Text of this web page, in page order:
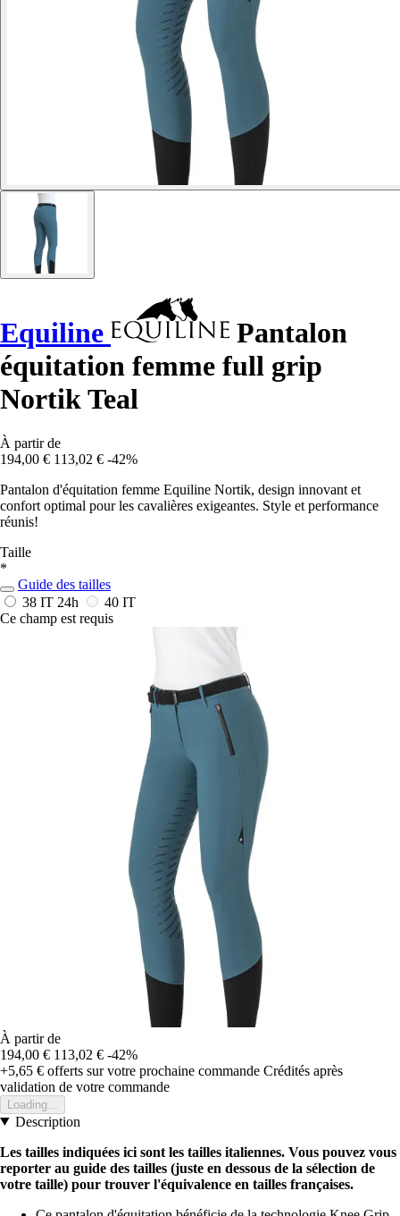
Equiline
Pantalon
équitation femme full grip
Nortik Teal
À partir de
194,00 € 113,02 € -42%
Pantalon d'équitation femme Equiline Nortik, design innovant et
confort optimal pour les cavalières exigeantes. Style et performance
réunis!
Taille
*
Guide des tailles
38 IT 24h
40 IT
Ce champ est requis
À partir de
194,00 € 113,02 € -42%
+5,65 € offerts sur votre prochaine commande Crédités après
validation de votre commande
Loading...
Description
Les tailles indiquées ici sont les tailles italiennes. Vous pouvez vous
reporter au guide des tailles (juste en dessous de la sélection de
votre taille) pour trouver l'équivalence en tailles françaises.